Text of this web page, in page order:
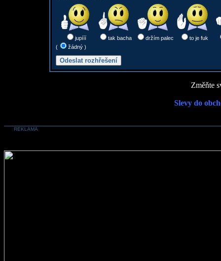
jupííí tak bacha držím palec
to je fuk
(
žádný )
Změňte
Slevy do
REKLAMA